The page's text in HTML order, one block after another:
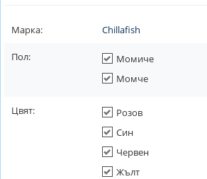
Марка: Chillafish
Пол:
Момиче
Момче
Цвят:
Розов
Син
Червен
Жълт